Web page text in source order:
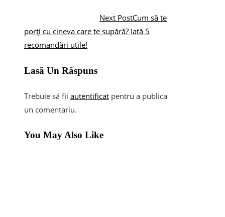
Next PostCum să te
porți cu cineva care te supără? Iată 5
recomandări utile!
Lasă Un Răspuns
Trebuie să fii autentificat pentru a publica
un comentariu.
You May Also Like